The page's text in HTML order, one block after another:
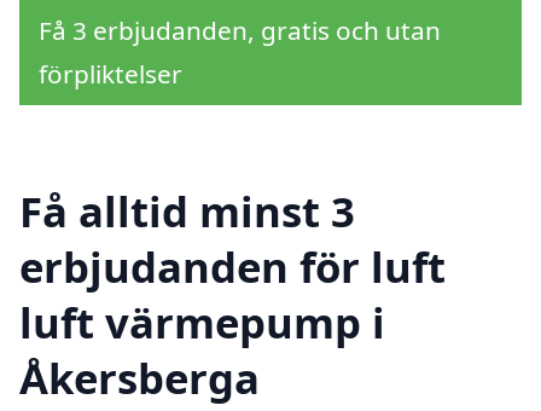
Få 3 erbjudanden, gratis och utan
förpliktelser
Få alltid minst 3
erbjudanden för luft
luft värmepump i
Åkersberga